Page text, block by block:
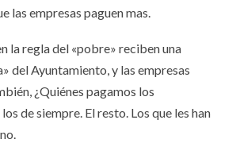
las empresas paguen mas.
la regla del «pobre» reciben una
del Ayuntamiento, y las empresas
¿Quiénes pagamos los
de siempre. El resto. Los que les han